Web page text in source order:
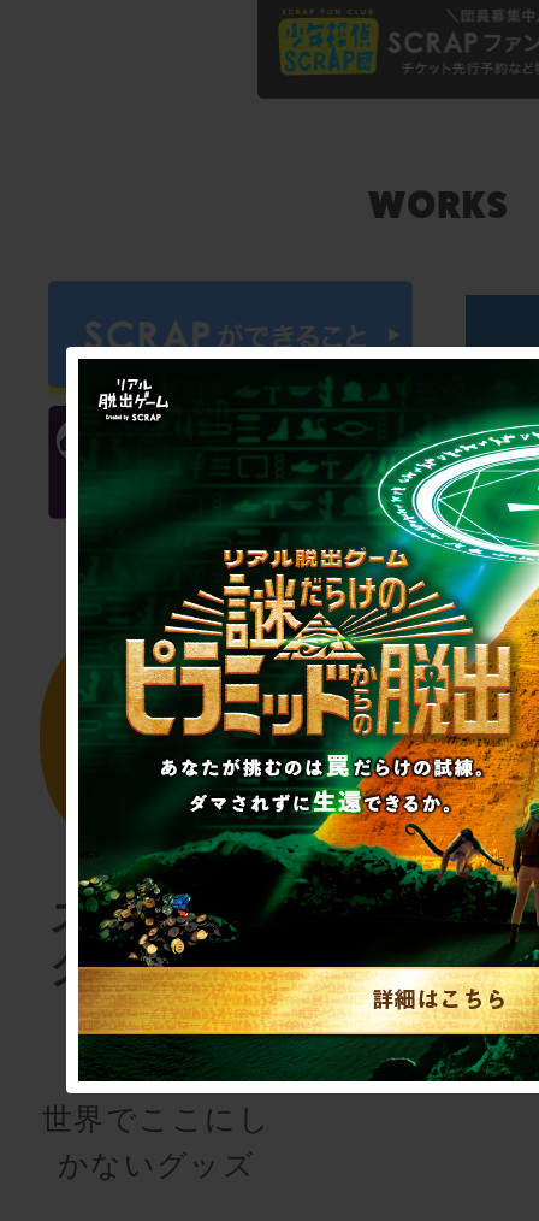
スクラップ
グッズショ
ップ
世界でここにし
かないグッズ
SCRAP
出版
謎専門出版社